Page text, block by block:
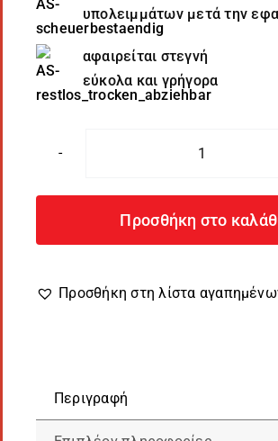
υπολειμμάτων μετά την
αφαιρείται στεγνή
εύκολα και γρήγορα
Ταπετσαρία
Προσθήκη στο
Προσθήκη στη λίστα
Περιγραφή